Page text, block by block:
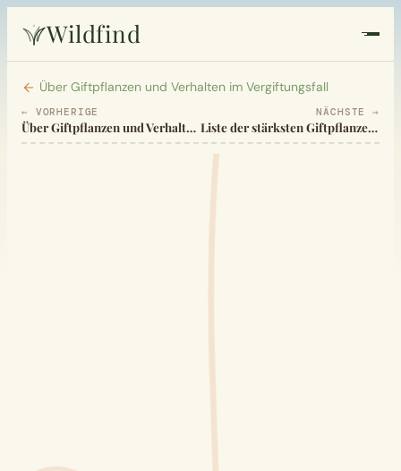
Wildfind
Startseite
Pflanzen
Über Giftpflanzen und Verhalten im Vergiftungsfall
← VORHERIGE
Über Giftpflanzen und Verhalten im Vergiftungsfall
NÄCHSTE →
Liste der stärksten Giftpflanzen Europas